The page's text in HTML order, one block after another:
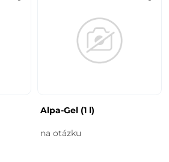
Alpa-Gel (1 l)
na otázku